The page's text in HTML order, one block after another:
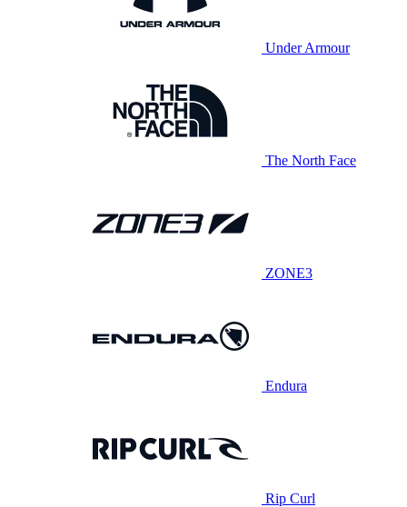
Under Armour
The North Face
ZONE3
Endura
Rip Curl